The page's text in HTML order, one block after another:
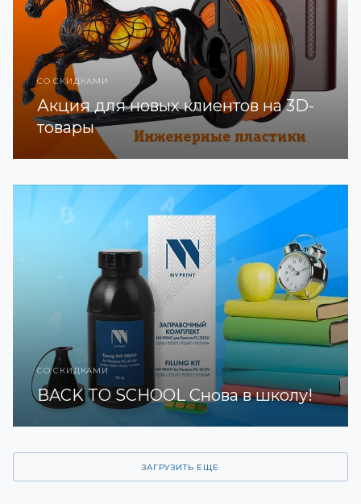
СО СКИДКАМИ
Акция для новых клиентов на 3D-
товары
СО СКИДКАМИ
BACK TO SCHOOL Снова в школу!
ЗАГРУЗИТЬ ЕЩЕ